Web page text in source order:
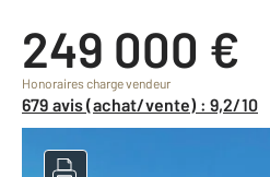
249 000 €
Honoraires charge vendeur
679 avis (achat/vente) : 9,2/10